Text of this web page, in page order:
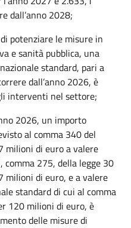
dall’anno 2028;
potenziare le misure in
e sanità pubblica, una
standard, pari a
dall’anno 2026, è
interventi nel settore;
2026, un importo
al comma 340 del
milioni di euro a valere
comma 275, della legge 30
milioni di euro, e a valere
standard di cui al comma
120 milioni di euro, è
delle misure di